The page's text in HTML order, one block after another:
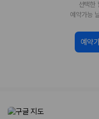
인원에 맞는 차종별 가격
일반자차,
제주공항 인수 조건 비교:
비교 후 원하
1. 단순 최저가가 아니라 실
선택한
예약가능
예약